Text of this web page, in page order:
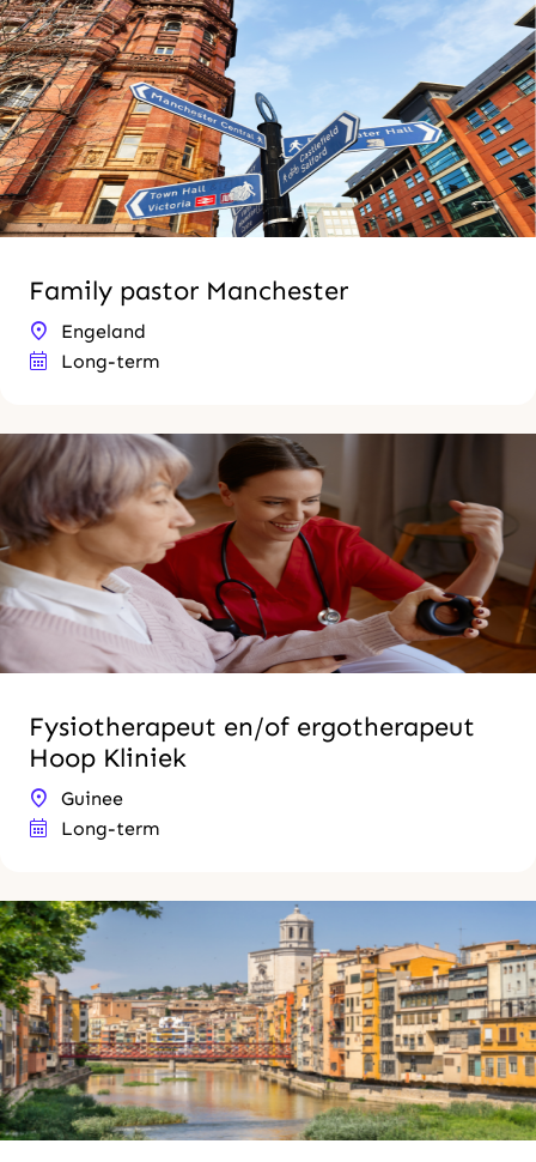
Family pastor Manchester
Engeland
Long-term
Fysiotherapeut en/of ergotherapeut
Hoop Kliniek
Guinee
Long-term